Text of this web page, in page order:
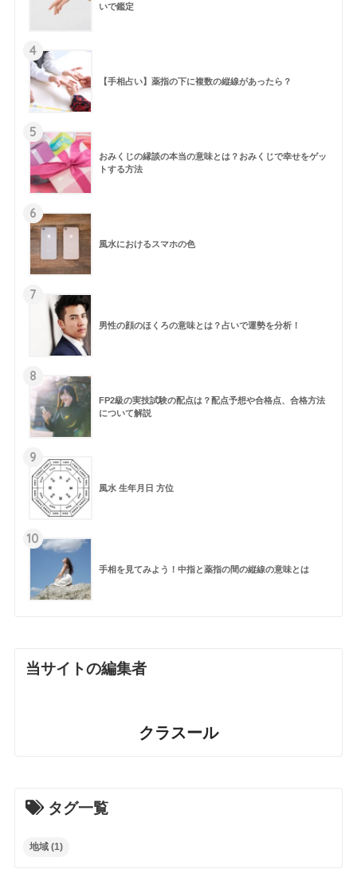
いで鑑定
4
【手相占い】薬指の下に複数の縦線があったら？
5
おみくじの縁談の本当の意味とは？おみくじで幸せをゲッ
トする方法
6
風水におけるスマホの色
7
男性の顔のほくろの意味とは？占いで運勢を分析！
8
FP2級の実技試験の配点は？配点予想や合格点、合格方法
について解説
9
風水 生年月日 方位
10
手相を見てみよう！中指と薬指の間の縦線の意味とは
当サイトの編集者
クラスール
タグ一覧
地域(1)